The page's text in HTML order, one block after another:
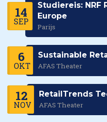
14
SEP
Studiereis: NRF
Europe
Parijs
6
OKT
Sustainable
AFAS Theater
12
NOV
RetailTrends
AFAS Theater